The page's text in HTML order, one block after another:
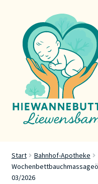
Navigation
springen
Inhalt
springen
Servicer
Start Bahnhof-Apotheke
Wochenbettbauchmassageöl
03/2026